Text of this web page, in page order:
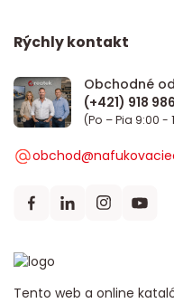
Tento web a online
Rýchly kontakt
Obchodné
(Po – Pia 9:00 -